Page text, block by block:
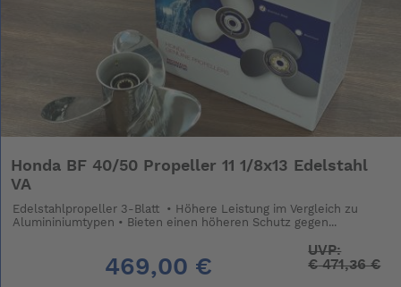
Honda BF 40/50 Propeller 11 1/8x13 Edelstahl
VA
Edelstahlpropeller 3-Blatt • Höhere Leistung im Vergleich zu
Alumininiumtypen • Bieten einen höheren Schutz gegen...
469,00 €
UVP:
€471,36 €